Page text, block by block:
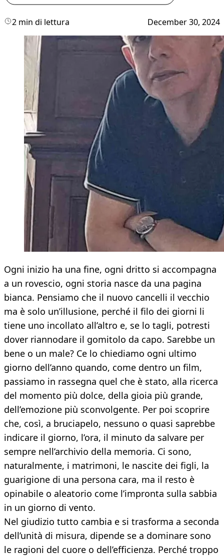
2 min di lettura December 30, 2024
Ogni inizio ha una fine, ogni dritto si accompagna
a un rovescio, ogni storia nasce da una pagina
bianca. Pensiamo che il nuovo cancelli il vecchio
ma è solo un’illusione, perché il filo dei giorni li
tiene uno incollato all’altro e, se lo tagli, potresti
dover riannodare il gomitolo da capo. Sarebbe un
bene o un male? Ce lo chiediamo ogni ultimo
giorno dell’anno quando, come dentro un film,
passiamo in rassegna quel che è stato, alla ricerca
del momento più dolce, della gioia più grande,
dell’emozione più sconvolgente. Per poi scoprire
che, così, a bruciapelo, nessuno o quasi saprebbe
indicare il giorno, l’ora, il minuto da salvare per
sempre nell’archivio della memoria. Ci sono,
naturalmente, i matrimoni, le nascite dei figli, la
guarigione di una persona cara, ma il resto è
opinabile o aleatorio come l’impronta sulla sabbia
in un giorno di vento.
Nel giudizio tutto cambia e si trasforma a seconda
dell’unità di misura, dipende se a dominare sono
le ragioni del cuore o dell’efficienza. Perché troppo